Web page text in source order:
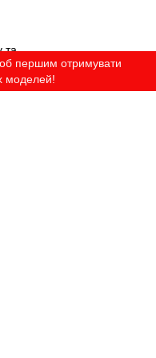
першим отримувати
моделей!